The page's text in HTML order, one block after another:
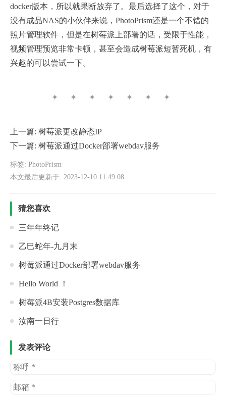
docker版本，所以就果断放弃了。最后选择了这个，对于
没有成品NAS的小伙伴来说，PhotoPrism还是一个不错的
照片管理软件，但是在树莓派上部署的话，受限于性能，
视频管理预览非常卡顿，甚至会造成树莓派短暂死机，有
兴趣的可以尝试一下。
✦ ✦ ✦ ✦ ✦ ✦ ✦
上一篇: 树莓派更改静态IP
下一篇: 树莓派通过Docker部署webdav服务
标签: PhotoPrism
本文最后更新于: 2023-12-10 11:49:08
猜您喜欢
三年年终记
乙巳蛇年-九月末
树莓派通过Docker部署webdav服务
Hello World ！
树莓派4B安装Postgres数据库
汝南一日行
发表评论